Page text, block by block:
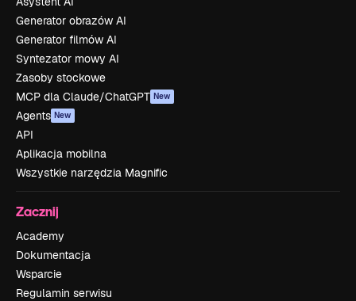
Generator obrazów AI
Generator filmów AI
Syntezator mowy AI
Zasoby stockowe
MCP dla Claude/ChatGPT New
Agents New
API
Aplikacja mobilna
Wszystkie narzędzia Magnific
Zacznij
Academy
Dokumentacja
Wsparcie
Regulamin serwisu